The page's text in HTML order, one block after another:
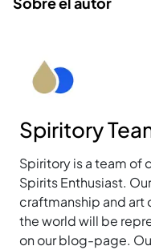
Spiritory
Spiritory is a team of
Spirits Enthusiast.
craftmanship and art
the world will be
on our blog-page.